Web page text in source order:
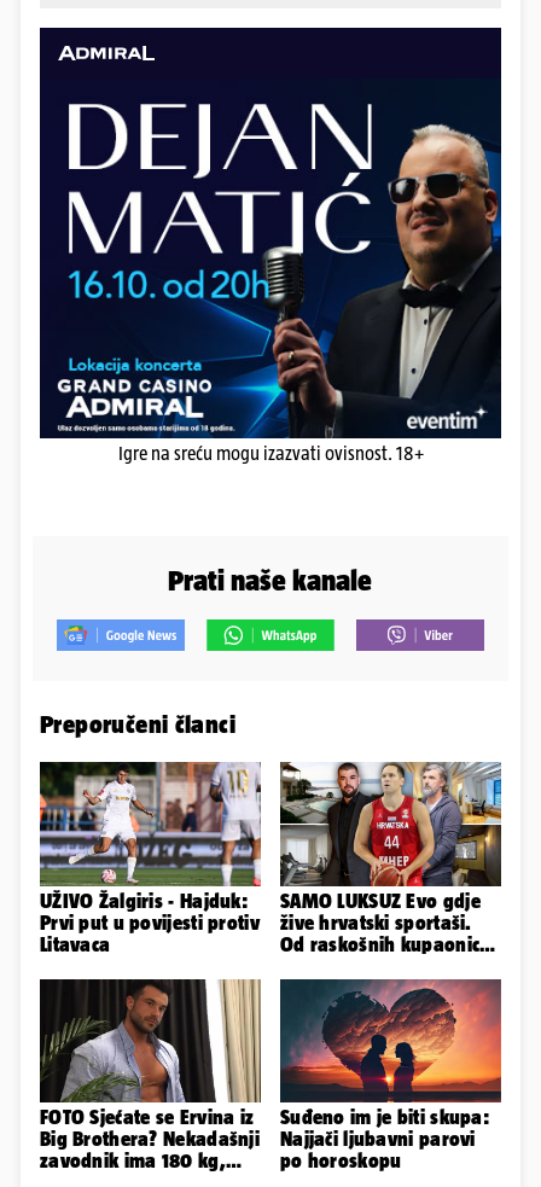
Igre na sreću mogu izazvati ovisnost. 18+
Prati naše kanale
Preporučeni članci
UŽIVO Žalgiris - Hajduk:
Prvi put u povijesti protiv
Litavaca
SAMO LUKSUZ Evo gdje
žive hrvatski sportaši.
Od raskošnih kupaonica
FOTO Sjećate se Ervina iz
Big Brothera? Nekadašnji
zavodnik ima 180 kg,
Suđeno im je biti skupa:
Najjači ljubavni parovi
po horoskopu